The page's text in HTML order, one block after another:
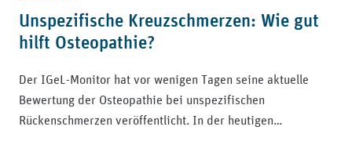
Unspezifische Kreuzschmerzen: Wie gut
hilft Osteopathie?
Der IGeL-Monitor hat vor wenigen Tagen seine aktuelle
Bewertung der Osteopathie bei unspezifischen
Rückenschmerzen veröffentlicht. In der heutigen…